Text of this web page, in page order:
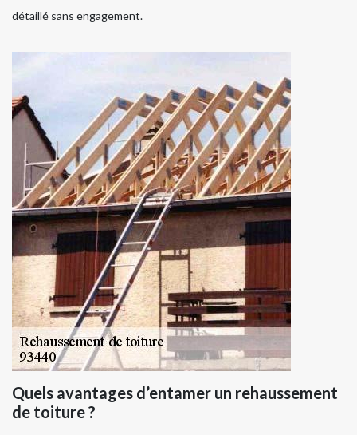
détaillé sans engagement.
Quels avantages d’entamer un rehaussement
de toiture ?